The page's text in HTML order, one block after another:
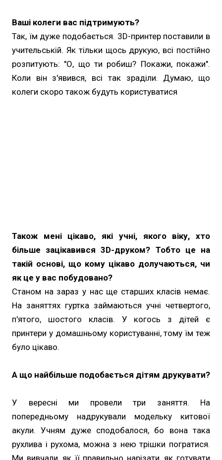
Ваші колеги вас підтримують?
Так, їм дуже подобається. 3D-принтер поставили в
учительській. Як тільки щось друкую, всі постійно
розпитують: "О, що ти робиш? Покажи, покажи".
Коли він з'явився, всі так зраділи. Думаю, що
колеги скоро також будуть користуватися
Також мені цікаво, які учні, якого віку, хто
більше зацікавився 3D-друком? Тобто це на
такій основі, що кому цікаво долучаються, чи
як це у вас побудовано?
Станом на зараз у нас ще старших класів немає.
На заняттях гуртка займаються учні четвертого,
п'ятого, шостого класів. У когось з дітей є
принтери у домашньому користуванні, тому їм теж
було цікаво.
А що найбільше подобається дітям друкувати?
У вересні ми провели три заняття. На
попередньому надрукували модельку китової
акули. Учням дуже сподобалося, бо вона така
рухлива і рухома, можна з нею трішки погратися.